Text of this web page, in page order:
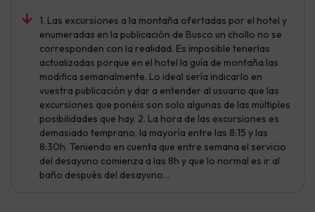
1. Las excursiones a la montaña ofertadas por el hotel y
enumeradas en la publicación de Busco un chollo no se
corresponden con la realidad. Es imposible tenerlas
actualizadas porque en el hotel la guía de montaña las
modifica semanalmente. Lo ideal sería indicarlo en
vuestra publicación y dar a entender al usuario que las
excursiones que ponéis son solo algunas de las múltiples
posibilidades que hay. 2. La hora de las excursiones es
demasiado temprano, la mayoría entre las 8:15 y las
8:30h. Teniendo en cuenta que entre semana el servicio
del desayuno comienza a las 8h y que lo normal es ir al
baño después del desayuno...